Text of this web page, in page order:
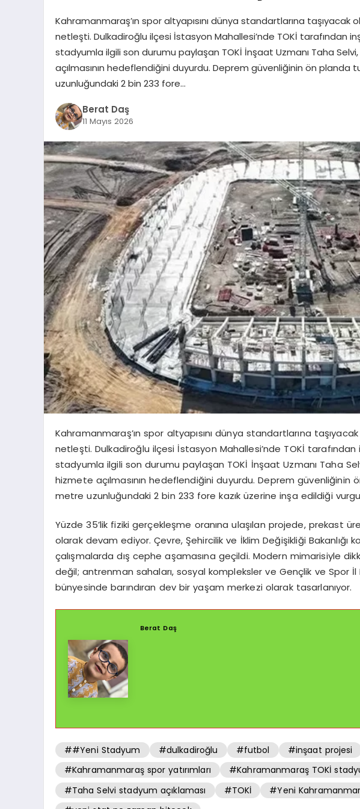
Kahramanmaraş’ın spor altyapısını dünya standartlarına
netleşti. Dulkadiroğlu ilçesi İstasyon Mahallesi’nde TOKİ tarafından
stadyumla ilgili son durumu paylaşan TOKİ İnşaat Uzmanı Taha
açılmasının hedeflendiğini duyurdu. Deprem güvenliğinin ön planda
uzunluğundaki 2 bin 233 fore…
Berat Daş
11 Mayıs 2026
Kahramanmaraş’ın spor altyapısını dünya standartlarına
netleşti. Dulkadiroğlu ilçesi İstasyon Mahallesi’nde TOKİ
stadyumla ilgili son durumu paylaşan TOKİ İnşaat Uzmanı Taha
hizmete açılmasının hedeflendiğini duyurdu. Deprem güvenliğinin
metre uzunluğundaki 2 bin 233 fore kazık üzerine inşa edildiği
Yüzde 35’lik fiziki gerçekleşme oranına ulaşılan projede, prekast
olarak devam ediyor. Çevre, Şehircilik ve İklim Değişikliği Bakanlığı
çalışmalarda dış cephe aşamasına geçildi. Modern mimarisiyle
değil; antrenman sahaları, sosyal kompleksler ve Gençlik ve Spor İl
bünyesinde barındıran dev bir yaşam merkezi olarak tasarlanıyor.
Berat Daş
##Yeni Stadyum #dulkadiroğlu #futbol #inşaat projesi
#Kahramanmaraş spor yatırımları
#Kahramanmaraş TOKİ
#Taha Selvi stadyum açıklaması
#TOKİ
#Yeni